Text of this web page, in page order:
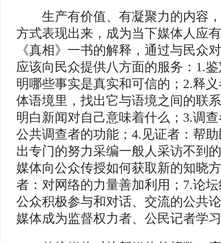
生产有价值、有凝聚力的内容，
方式表现出来，成为当下媒体人应
《真相》一书的解释，通过与民众
应该向民众提供八方面的服务：1.
明哪些事实是真实和可信的；2.释
体语境里，找出它与语境之间的联
明白新闻对自己意味着什么；3.调
公共调查者的功能；4.见证者：帮
出专门的努力采编一般人采访不到
媒体向公众传授如何获取新的知晓
者：对网络的力量善加利用；7.论
公众积极参与和对话、交流的公共
媒体成为监督权力者、公民记者学